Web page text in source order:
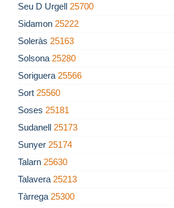
Seu D Urgell 25700
Sidamon 25222
Soleràs 25163
Solsona 25280
Soriguera 25566
Sort 25560
Soses 25181
Sudanell 25173
Sunyer 25174
Talarn 25630
Talavera 25213
Tàrrega 25300